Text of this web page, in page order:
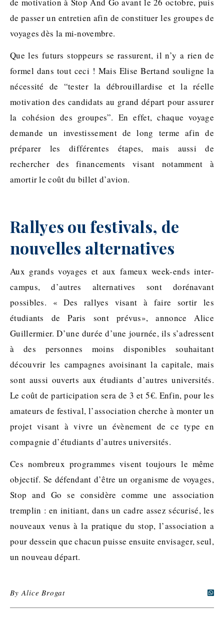
de motivation à Stop And Go avant le 26 octobre, puis
de passer un entretien afin de constituer les groupes de
voyages dès la mi-novembre.
Que les futurs stoppeurs se rassurent, il n’y a rien de
formel dans tout ceci ! Mais Elise Bertand souligne la
nécessité de “tester la débrouillardise et la réelle
motivation des candidats au grand départ pour assurer
la cohésion des groupes”. En effet, chaque voyage
demande un investissement de long terme afin de
préparer les différentes étapes, mais aussi de
rechercher des financements visant notamment à
amortir le coût du billet d’avion.
Rallyes ou festivals, de
nouvelles alternatives
Aux grands voyages et aux fameux week-ends inter-
campus, d’autres alternatives sont dorénavant
possibles. « Des rallyes visant à faire sortir les
étudiants de Paris sont prévus», annonce Alice
Guillermier. D’une durée d’une journée, ils s’adressent
à des personnes moins disponibles souhaitant
découvrir les campagnes avoisinant la capitale, mais
sont aussi ouverts aux étudiants d’autres universités.
Le coût de participation sera de 3 et 5€. Enfin, pour les
amateurs de festival, l’association cherche à monter un
projet visant à vivre un évènement de ce type en
compagnie d’étudiants d’autres universités.
Ces nombreux programmes visent toujours le même
objectif. Se défendant d’être un organisme de voyages,
Stop and Go se considère comme une association
tremplin : en initiant, dans un cadre assez sécurisé, les
nouveaux venus à la pratique du stop, l’association a
pour dessein que chacun puisse ensuite envisager, seul,
un nouveau départ.
ByAlice Brogat